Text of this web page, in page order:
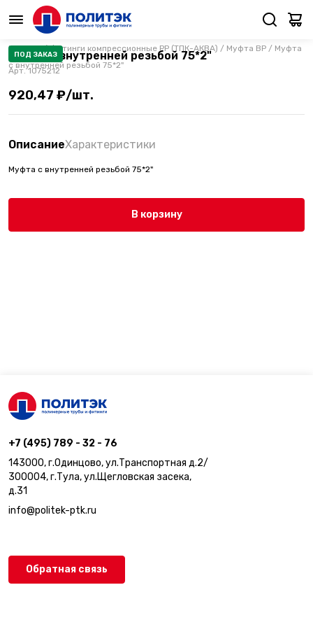
Каталог/Фитинги компрессионные PP (ТПК-АКВА) / Муфта ВР / Муфта
с внутренней резьбой 75*2"
ПОД ЗАКАЗ
Муфта с внутренней резьбой 75*2"
Арт.1075212
920,47 ₽/шт.
ОписаниеХарактеристики
Муфта с внутренней резьбой 75*2"
В корзину
+7 (495) 789 - 32 - 76
143000, г.Одинцово, ул.Транспортная д.2/
300004, г.Тула, ул.Щегловская засека,
д.31
info@politek-ptk.ru
Обратная связь